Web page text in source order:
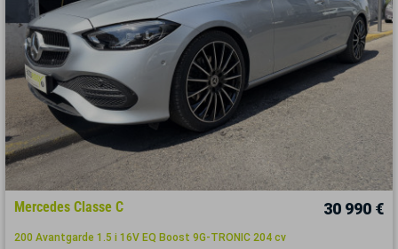
Mercedes Classe C 30 990 €
200 Avantgarde 1.5 i 16V EQ Boost 9G-TRONIC 204 cv